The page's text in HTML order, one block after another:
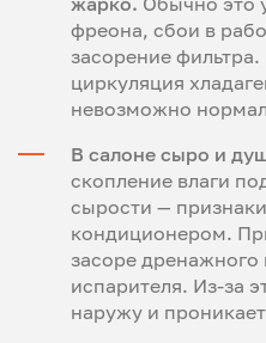
фреона, сбои в
засорение
циркуляция
невозможно
В салоне сыро и
скопление влаги
сырости —
кондиционером.
засоре дренажного
испарителя. Из-за
наружу и